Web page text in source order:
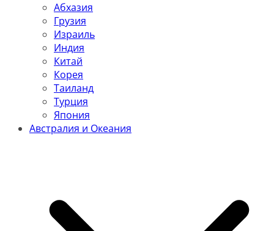
Абхазия
Грузия
Израиль
Индия
Китай
Корея
Таиланд
Турция
Япония
Австралия и Океания